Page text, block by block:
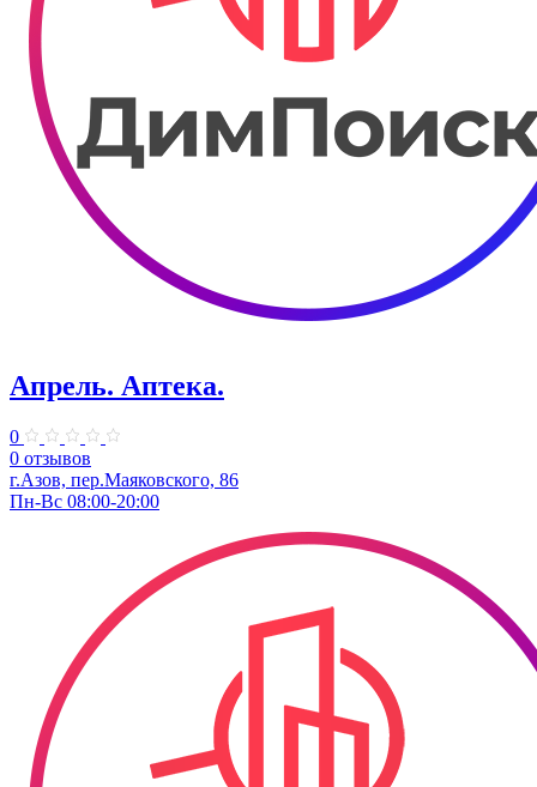
Апрель. ​Аптека.
0
0 отзывов
г.Азов, пер.​Маяковского, 86
Пн-Вс 08:00-20:00